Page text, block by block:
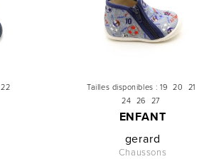
22
Tailles disponibles : 19 20 21
24 26 27
ENFANT
gerard
Chaussons